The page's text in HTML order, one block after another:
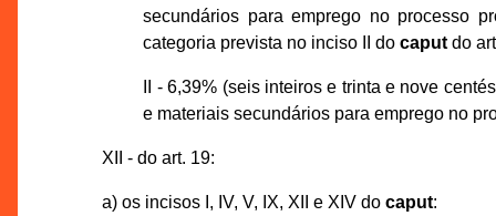
secundários para emprego no processo
categoria prevista no inciso II docaput do
II - 6,39% (seis inteiros e trinta e nove
e materiais secundários para emprego no
XII - do art. 19:
a) os incisos I, IV, V, IX, XII e XIV do caput: